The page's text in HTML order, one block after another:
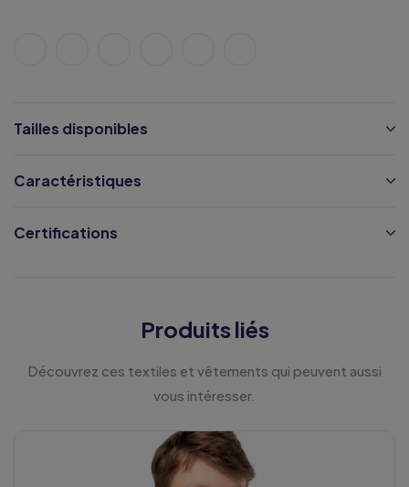
Tailles disponibles
Caractéristiques
Certifications
Produits liés
Découvrez ces textiles et vêtements qui peuvent aussi
vous intéresser.